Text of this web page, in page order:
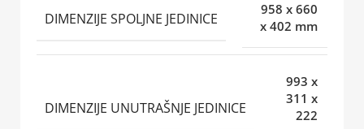
DIMENZIJE SPOLJNE JEDINICE
958 x 660
x 402 mm
DIMENZIJE UNUTRAŠNJE JEDINICE
993 x
311 x
222